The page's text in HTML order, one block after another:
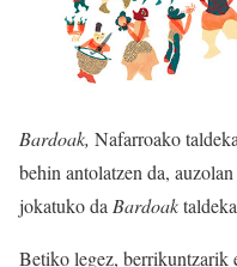
Bardoak, Nafarroako
behin antolatzen da,
jokatuko daBardoak
Betiko legez, berrikuntzarik